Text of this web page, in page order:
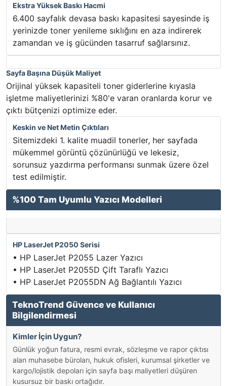
Ekstra Yüksek Baskı Hacmi
6.400 sayfalık devasa baskı kapasitesi sayesinde iş
yerinizde toner yenileme sıklığını en aza indirerek
zamandan ve iş gücünden tasarruf sağlarsınız.
Sayfa Başına Düşük Maliyet
Orijinal yüksek kapasiteli toner giderlerine kıyasla
işletme maliyetlerinizi %80'e varan oranlarda korur ve
çıktı bütçenizi optimize eder.
Keskin ve Net Metin Çıktıları
Sitemizdeki 1. kalite muadil tonerler, her sayfada
mükemmel görüntü çözünürlüğü ve lekesiz,
sorunsuz yazdırma performansı sunmak üzere özel
test edilmiştir.
%100 Tam Uyumlu Yazıcı Modelleri
HP LaserJet P2050 Serisi
• HP LaserJet P2055 Lazer Yazıcı
• HP LaserJet P2055D Çift Taraflı Yazıcı
• HP LaserJet P2055DN Ağ Bağlantılı Yazıcı
TeknoTrend Güvence ve Kullanıcı
Bilgilendirmesi
Kimler İçin Uygun?
Günlük yoğun fatura, resmi evrak, sözleşme ve rapor çıktısı
alan muhasebe büroları, hukuk ofisleri, kurumsal şirketler ve
kargo/lojistik depoları için sayfa başı maliyetleri düşüren
kusursuz bir baskı ortağıdır.